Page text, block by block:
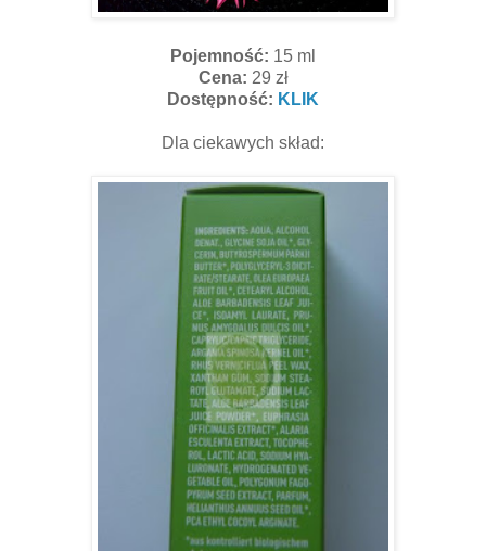
Pojemność: 15 ml
Cena: 29 zł
Dostępność: KLIK
Dla ciekawych skład: